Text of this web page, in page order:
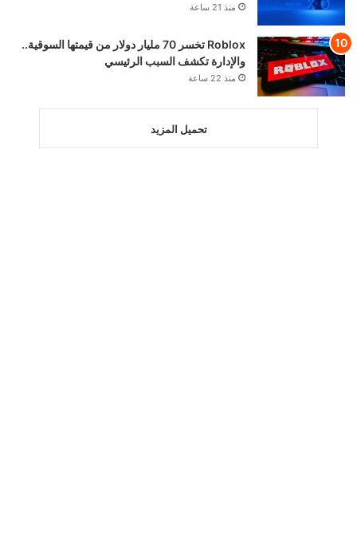
منذ 21 ساعة
Roblox تخسر 70 مليار دولار من قيمتها السوقية..
والإدارة تكشف السبب الرئيسي
منذ 22 ساعة
تحميل المزيد